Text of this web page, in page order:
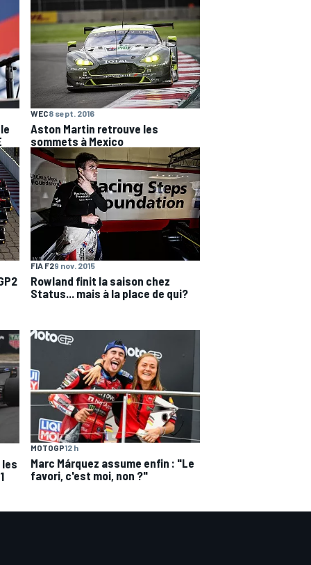
WEC8 sept. 2016
Aston Martin retrouve les
sommets à Mexico
FIA F29 nov. 2015
Rowland finit la saison chez
Status... mais à la place de qui?
les
MOTOGP12 h
Marc Márquez assume enfin : "Le
favori, c'est moi, non ?"